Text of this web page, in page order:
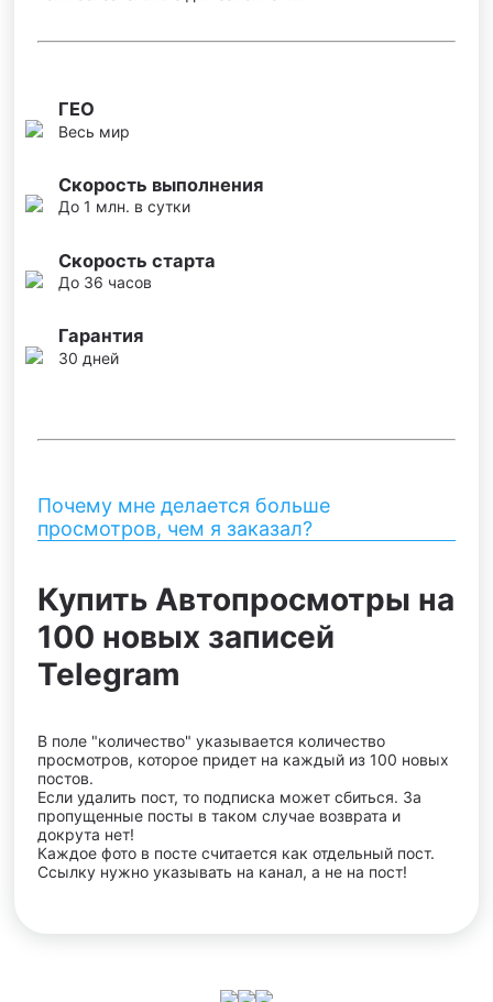
ГЕО
Весь мир
Скорость выполнения
До 1 млн. в сутки
Скорость старта
До 36 часов
Гарантия
30 дней
Почему мне делается больше
просмотров, чем я заказал?
Купить Автопросмотры на
100 новых записей
Telegram
В поле "количество" указывается количество
просмотров, которое придет на каждый из 100 новых
постов.
Если удалить пост, то подписка может сбиться. За
пропущенные посты в таком случае возврата и
докрута нет!
Каждое фото в посте считается как отдельный пост.
Ссылку нужно указывать на канал, а не на пост!